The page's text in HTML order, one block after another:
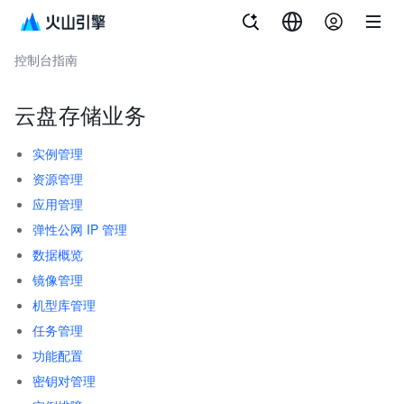
云手机
控制台指南
云盘存储业务
实例管理
资源管理
应用管理
弹性公网 IP 管理
数据概览
镜像管理
机型库管理
任务管理
功能配置
密钥对管理